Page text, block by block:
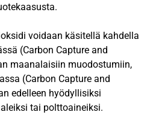
voidaan käsitellä kahdella
(Carbon Capture and
maanalaisiin muodostumiin,
(Carbon Capture and
edelleen hyödyllisiksi
tai polttoaineiksi.